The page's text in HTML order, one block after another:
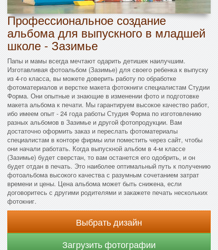
Профессиональное создание
альбома для выпускного в младшей
школе - Зазимье
Папы и мамы всегда мечтают одарить детишек наилучшим.
Изготавливая фотоальбом (Зазимье) для своего ребенка к выпуску
из 4-го класса, вы можете доверить работу по обработке
фотоматериалов и верстке макета фотокниги специалистам Студии
Форма. Они опытные и знающие в изменении фото и подготовке
макета альбома к печати. Мы гарантируем высокое качество работ,
ибо имеем опыт - 24 года работы Студия Форма по изготовлению
разных альбомов в Зазимье и другой фотопродукции. Вам
достаточно оформить заказ и переслать фотоматериалы
специалистам в конторе фирмы или поместить через сайт, чтобы
они начали работать. Когда выпускной альбом в 4-м классе
(Зазимье) будет сверстан, то вам останется его одобрить, и он
будет отдан в печать. Это наиболее оптимальный путь к получению
фотоальбома высокого качества с разумным сочетанием затрат
времени и цены. Цена альбома может быть снижена, если
договоритесь с другими родителями и закажете печать нескольких
фотокниг.
Выбрать дизайн
Загрузить фотографии